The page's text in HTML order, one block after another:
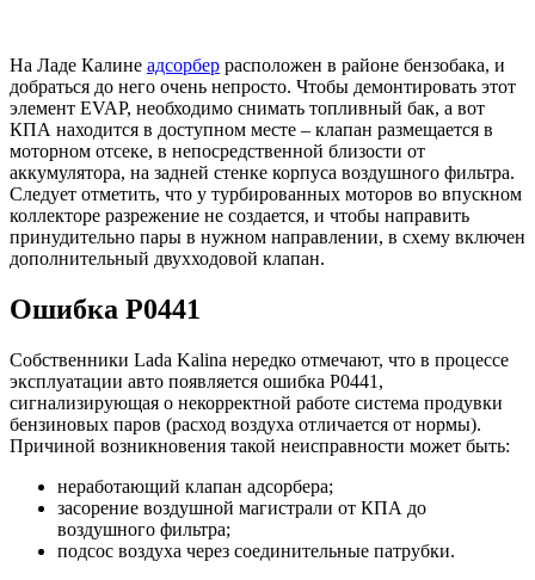
На Ладе Калине адсорбер расположен в районе бензобака, и
добраться до него очень непросто. Чтобы демонтировать этот
элемент EVAP, необходимо снимать топливный бак, а вот
КПА находится в доступном месте – клапан размещается в
моторном отсеке, в непосредственной близости от
аккумулятора, на задней стенке корпуса воздушного фильтра.
Следует отметить, что у турбированных моторов во впускном
коллекторе разрежение не создается, и чтобы направить
принудительно пары в нужном направлении, в схему включен
дополнительный двухходовой клапан.
Ошибка Р0441
Собственники Lada Kalina нередко отмечают, что в процессе
эксплуатации авто появляется ошибка P0441,
сигнализирующая о некорректной работе система продувки
бензиновых паров (расход воздуха отличается от нормы).
Причиной возникновения такой неисправности может быть:
неработающий клапан адсорбера;
засорение воздушной магистрали от КПА до
воздушного фильтра;
подсос воздуха через соединительные патрубки.